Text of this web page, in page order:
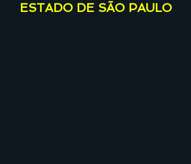
ESTADO DE SÃO PAULO